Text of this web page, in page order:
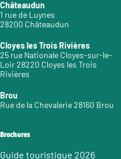
Châteaudun
1 rue de Luynes
28200 Châteaudun
Cloyes les Trois Rivières
25 rue Nationale Cloyes-sur-le-
Loir 28220 Cloyes les Trois
Rivières
Brou
Rue de la Chevalerie 28160 Brou
Brochures
Guide touristique 2026